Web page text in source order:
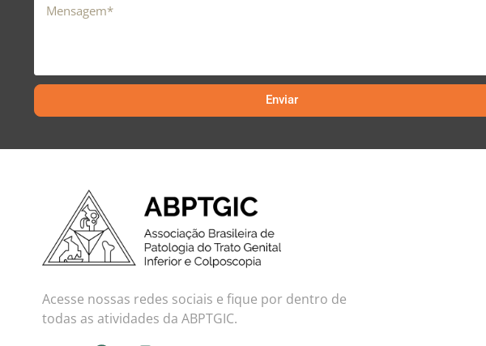
Enviar
Acesse nossas redes sociais e fique por dentro de
todas as atividades da ABPTGIC.